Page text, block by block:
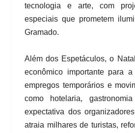
tecnologia e arte, com
especiais que prometem
Gramado.
Além dos Espetáculos, o
econômico importante para
empregos temporários e
como hotelaria,
expectativa dos
atraia milhares de turistas,